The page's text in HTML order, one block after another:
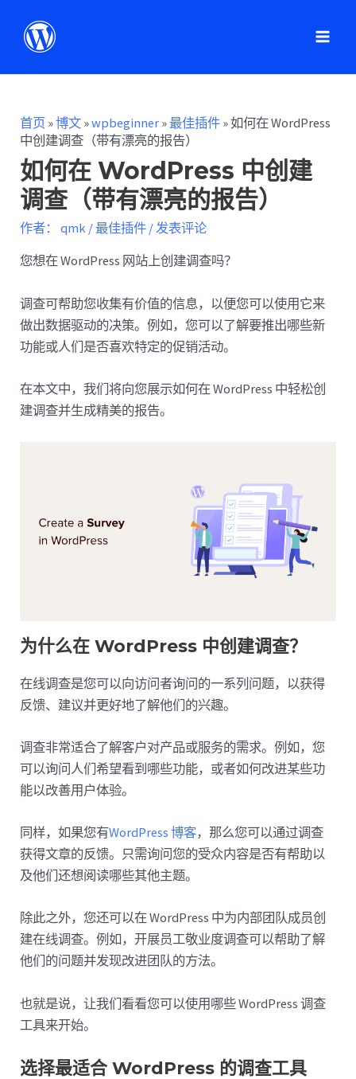
首页 »博文 »wpbeginner »最佳插件 »如何在 WordPress
中创建调查（带有漂亮的报告）
如何在 WordPress 中创建
调查（带有漂亮的报告）
作者： qmk /最佳插件 /发表评论
您想在 WordPress 网站上创建调查吗？
调查可帮助您收集有价值的信息，以便您可以使用它来
做出数据驱动的决策。例如，您可以了解要推出哪些新
功能或人们是否喜欢特定的促销活动。
在本文中，我们将向您展示如何在 WordPress 中轻松创
建调查并生成精美的报告。
为什么在 WordPress 中创建调查？
在线调查是您可以向访问者询问的一系列问题，以获得
反馈、建议并更好地了解他们的兴趣。
调查非常适合了解客户对产品或服务的需求。例如，您
可以询问人们希望看到哪些功能，或者如何改进某些功
能以改善用户体验。
同样，如果您有WordPress 博客，那么您可以通过调查
获得文章的反馈。只需询问您的受众内容是否有帮助以
及他们还想阅读哪些其他主题。
除此之外，您还可以在 WordPress 中为内部团队成员创
建在线调查。例如，开展员工敬业度调查可以帮助了解
他们的问题并发现改进团队的方法。
也就是说，让我们看看您可以使用哪些 WordPress 调查
工具来开始。
选择最适合 WordPress 的调查工具